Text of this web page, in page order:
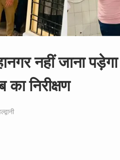
नहीं जाना
निरीक्षण